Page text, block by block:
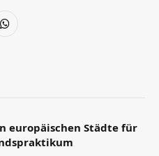
WhatsApp
europäischen Städte für